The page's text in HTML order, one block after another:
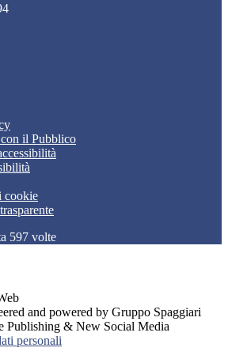
il Pubblico
cookie
597 volte
and powered by Gruppo Spaggiari
Publishing & New Social Media
personali